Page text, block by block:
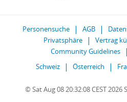
Personensuche AGB
Privatsphäre
Vertrag
Community Guidelines
Schweiz
Österreich
© Sat Aug 08 20:32:08 CEST